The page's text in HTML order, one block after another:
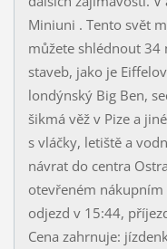
Miniuni . Tento svět
můžete shlédnout 34
staveb, jako je
londýnský Big Ben,
šikmá věž v Pize a
s vláčky, letiště a
návrat do centra
otevřeném nákupním
odjezd v 15:44,
Cena zahrnuje: